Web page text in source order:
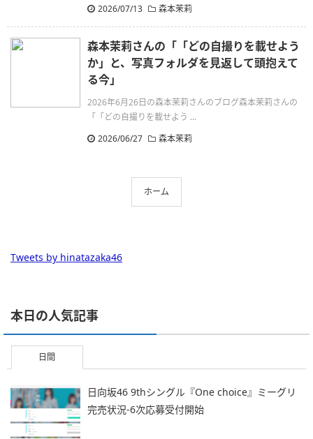
2026/07/13
森本茉莉
森本茉莉さんの「「どの自撮りを載せよう
か」と、写真フォルダを見返して頭抱えて
る今」
2026年6月26日の森本茉莉さんのブログ森本茉莉さんの
「「どの自撮りを載せよう ...
2026/06/27
森本茉莉
ホーム
Tweets by hinatazaka46
本日の人気記事
日間
日向坂46 9thシングル『One choice』ミーグリ
完売状況-6次応募受付開始